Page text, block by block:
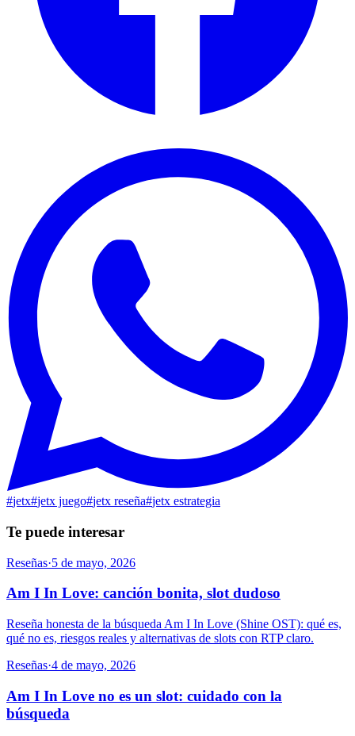
#jetx#jetx juego#jetx reseña#jetx estrategia
Te puede interesar
Reseñas·5 de mayo, 2026
Am I In Love: canción bonita, slot dudoso
Reseña honesta de la búsqueda Am I In Love (Shine OST): qué es,
qué no es, riesgos reales y alternativas de slots con RTP claro.
Reseñas·4 de mayo, 2026
Am I In Love no es un slot: cuidado con la
búsqueda